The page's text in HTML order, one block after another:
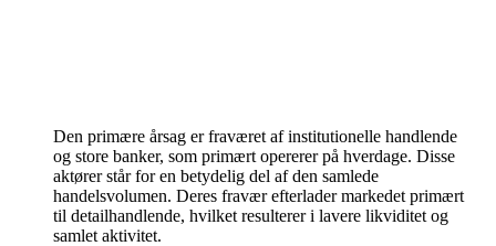
Den primære årsag er fraværet af institutionelle handlende
og store banker, som primært opererer på hverdage. Disse
aktører står for en betydelig del af den samlede
handelsvolumen. Deres fravær efterlader markedet primært
til detailhandlende, hvilket resulterer i lavere likviditet og
samlet aktivitet.